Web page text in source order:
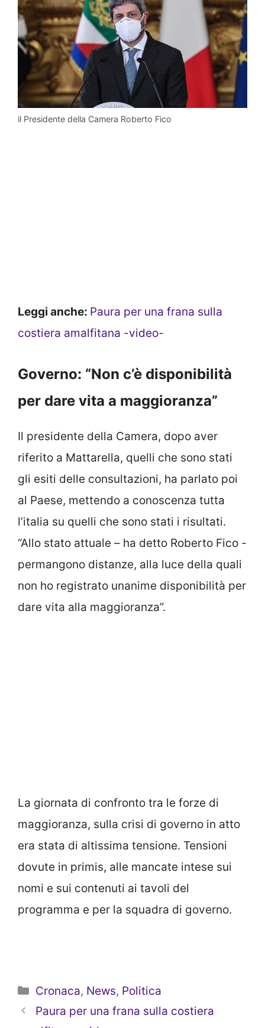
il Presidente della Camera Roberto Fico
Leggi anche: Paura per una frana sulla
costiera amalfitana -video-
Governo: “Non c’è disponibilità
per dare vita a maggioranza”
Il presidente della Camera, dopo aver
riferito a Mattarella, quelli che sono stati
gli esiti delle consultazioni, ha parlato poi
al Paese, mettendo a conoscenza tutta
l’italia su quelli che sono stati i risultati.
“Allo stato attuale – ha detto Roberto Fico -
permangono distanze, alla luce della quali
non ho registrato unanime disponibilità per
dare vita alla maggioranza”.
La giornata di confronto tra le forze di
maggioranza, sulla crisi di governo in atto
era stata di altissima tensione. Tensioni
dovute in primis, alle mancate intese sui
nomi e sui contenuti ai tavoli del
programma e per la squadra di governo.
Categorie
Cronaca, News, Politica
Paura per una frana sulla costiera